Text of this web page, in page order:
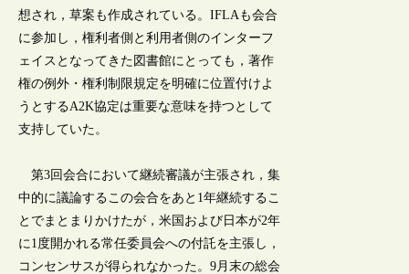
想され，草案も作成されている。IFLAも会合
に参加し，権利者側と利用者側のインターフ
ェイスとなってきた図書館にとっても，著作
権の例外・権利制限規定を明確に位置付けよ
うとするA2K協定は重要な意味を持つとして
支持していた。
第3回会合において継続審議が主張され，集
中的に議論するこの会合をあと1年継続するこ
とでまとまりかけたが，米国および日本が2年
に1度開かれる常任委員会への付託を主張し，
コンセンサスが得られなかった。9月末の総会